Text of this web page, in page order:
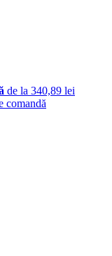
de la 340,89 lei
comandă